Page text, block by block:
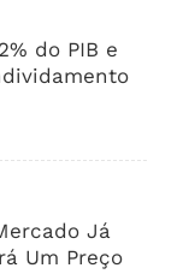
do PIB e
Já
Um Preço